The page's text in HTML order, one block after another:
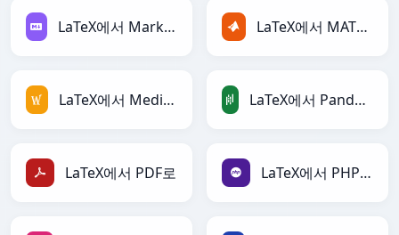
LaTeX에서 Markdown로 LaTeX에서 MATLAB로
LaTeX에서 MediaWiki로 LaTeX에서 PandasDataFrame로
LaTeX에서 PDF로 LaTeX에서 PHP로